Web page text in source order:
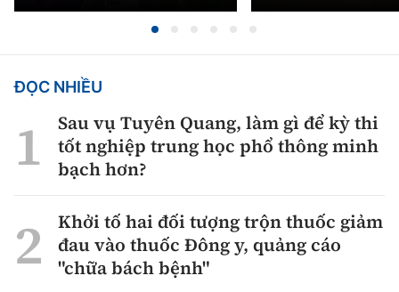
ĐỌC NHIỀU
Sau vụ Tuyên Quang, làm gì để kỳ thi
tốt nghiệp trung học phổ thông minh
bạch hơn?
Khởi tố hai đối tượng trộn thuốc giảm
đau vào thuốc Đông y, quảng cáo
"chữa bách bệnh"